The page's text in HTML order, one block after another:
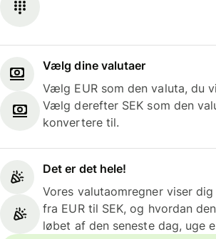
Vælg dine valutaer
Vælg EUR som den valuta, du
Vælg derefter SEK som den
konvertere til.
Det er det hele!
Vores valutaomregner viser
fra EUR til SEK, og hvordan
løbet af den seneste dag, uge